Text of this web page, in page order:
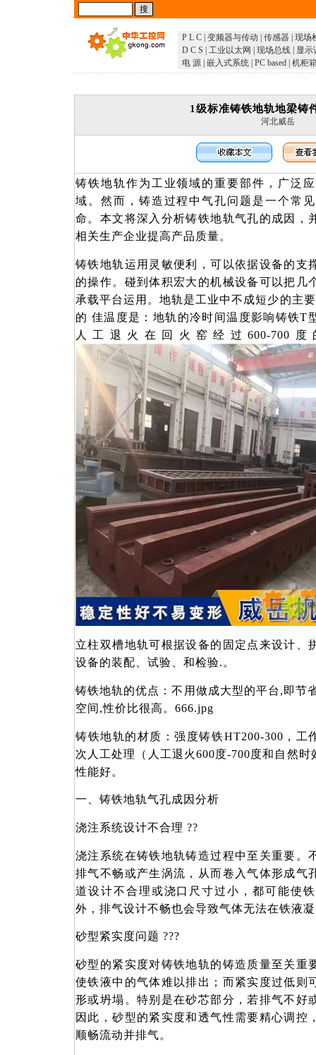
P L C 变频器与传动 传感器 现场
D C S
工业以太网 现场总线
显示
电 源 嵌入式系统 PC based 机柜
1级标准铸铁地轨地梁铸
河北威岳
铸铁地轨作为工业领域的重要部件，广泛
域。然而，铸造过程中气孔问题是一个常
命。本文将深入分析铸铁地轨气孔的成因，
相关生产企业提高产品质量。
铸铁地轨运用灵敏便利，可以依据设备的支
的操作。碰到体积宏大的机械设备可以把几
承载平台运用。地轨是工业中不成短少的主
的 佳温度是：地轨的冷时间温度影响铸铁T
人工退火在回火窑经过600-700
立柱双槽地轨可根据设备的固定点来设计、
设备的装配、试验、和检验.。
铸铁地轨的优点：不用做成大型的平台,即节
空间,性价比很高。666.jpg
铸铁地轨的材质：强度铸铁HT200-300，工
次人工处理（人工退火600度-700度和自然
性能好。
一、铸铁地轨气孔成因分析
浇注系统设计不合理 ??
浇注系统在铸铁地轨铸造过程中至关重要。
排气不畅或产生涡流，从而卷入气体形成气
道设计不合理或浇口尺寸过小，都可能使
外，排气设计不畅也会导致气体无法在铁液
砂型紧实度问题 ???
砂型的紧实度对铸铁地轨的铸造质量至关重
使铁液中的气体难以排出；而紧实度过低则
形或坍塌。特别是在砂芯部分，若排气不好
因此，砂型的紧实度和透气性需要精心调控
顺畅流动并排气。